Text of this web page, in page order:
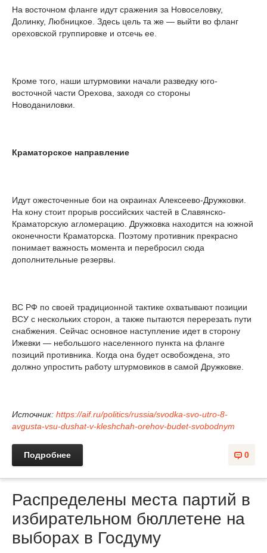
На восточном фланге идут сражения за Новоселовку,
Долинку, Любницкое. Здесь цель та же — выйти во фланг
ореховской группировке и отсечь ее.
Кроме того, наши штурмовики начали разведку юго-
восточной части Орехова, заходя со стороны
Новоданиловки.
Краматорское направление
Идут ожесточенные бои на окраинах Алексеево-Дружковки.
На кону стоит прорыв российских частей в Славянско-
Краматорскую агломерацию. Дружковка находится на южной
оконечности Краматорска. Поэтому противник прекрасно
понимает важность момента и перебросил сюда
дополнительные резервы.
ВС РФ по своей традиционной тактике охватывают позиции
ВСУ с нескольких сторон, а также пытаются перерезать пути
снабжения. Сейчас основное наступление идет в сторону
Ижевки — небольшого населенного пункта на фланге
позиций противника. Когда она будет освобождена, это
должно упростить работу штурмовиков в самой Дружковке.
Источник: https://aif.ru/politics/russia/svodka-svo-utro-8-
avgusta-vsu-dushat-v-kleshchah-orehov-budet-svobodnym
0
Подробнее
Распределены места партий в
избирательном бюллетене на
выборах в Госдуму